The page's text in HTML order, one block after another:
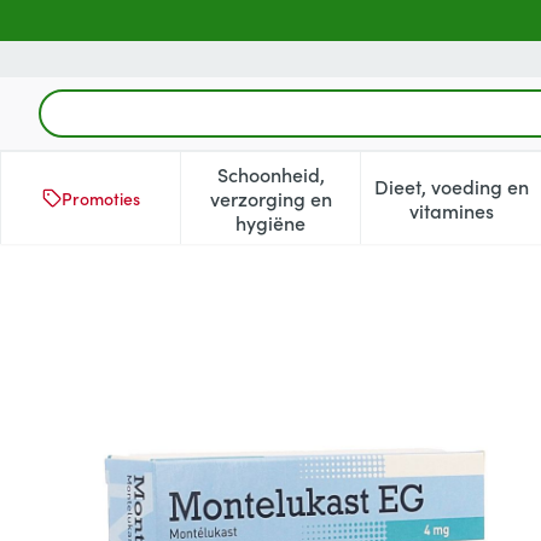
Product, merk, categorie...
Promoties
Schoonheid,
verzorging en
hygiëne
Toon submenu voor
Dieet, voeding en
vitamines
Toon
Montelukast EG